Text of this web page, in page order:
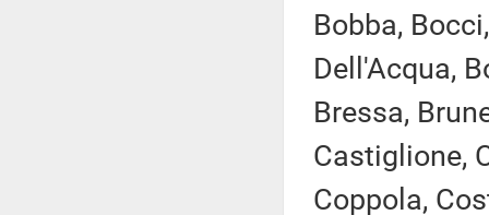
Bobba,
Dell'Acqua,
Bressa,
Castiglione,
Coppola,